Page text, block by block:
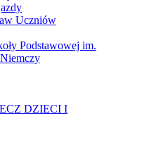
Uczniów
Podstawowej im.
DZIECI I